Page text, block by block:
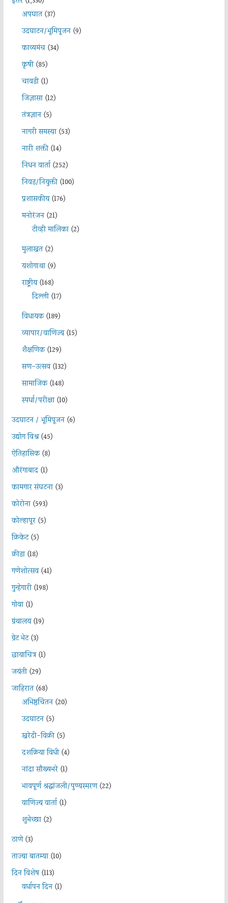
अपघात(37)
उदघाटन/भूमिपूजन(9)
काव्यमंच(34)
कृषी(85)
चावडी(1)
जिज्ञासा(12)
तंत्रज्ञान(5)
नागरी समस्या(53)
नारी शक्ती(14)
निधन वार्ता(252)
निवड/नियुक्ती(100)
प्रशासकीय(176)
मनोरंजन(21)
टीव्ही मालिका(2)
मुलाखत(2)
यशोगाथा(9)
राष्ट्रीय(168)
दिल्ली(17)
विधायक(189)
व्यापार/वाणिज्य(15)
शैक्षणिक(129)
सण-उत्सव(132)
सामाजिक(148)
स्पर्धा/परीक्षा(10)
उदघाटन / भूमिपूजन(6)
उद्योग विश्व(45)
ऐतिहासिक(8)
औरंगाबाद(1)
कामगार संघटना(3)
कोरोना(593)
कोल्हापूर(5)
क्रिकेट(5)
क्रीडा(18)
गणेशोत्सव(41)
गुन्हेगारी(198)
गोवा(1)
ग्रंथालय(19)
ग्रेट भेट(3)
छायाचित्र(1)
जयंती(29)
जाहिरात(68)
अभिष्ठचिंतन(20)
उदघाटन(5)
खरेदी-विक्री(5)
दशक्रिया विधी(4)
नांदा सौख्यभरे(1)
भावपूर्ण श्रद्धांजली/पुण्यस्मरण(22)
वाणिज्य वार्ता(1)
शुभेच्छा(2)
ठाणे(3)
ताज्या बातम्या(10)
दिन विशेष(113)
वर्धापन दिन(1)